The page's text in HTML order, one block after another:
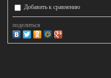
Добавить к сравнению
поделиться